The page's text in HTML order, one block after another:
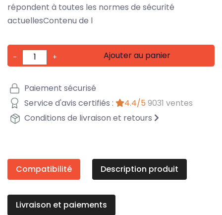
répondent à toutes les normes de sécurité
actuellesContenu de l
- + Ajouter au panier
Paiement sécurisé
Service d'avis certifiés :
4.4/5 9031 ventes
Conditions de livraison et retours
Compatibilité Description produit
Livraison et paiements